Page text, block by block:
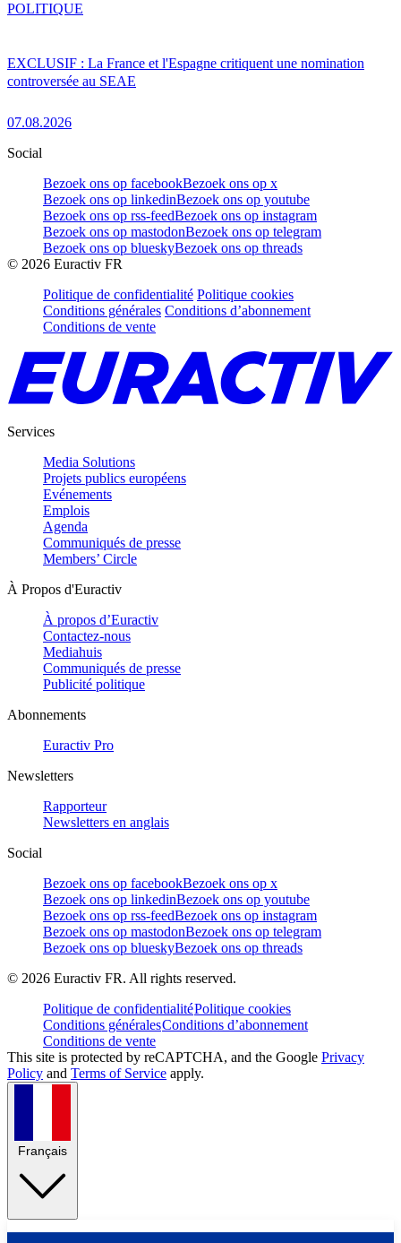
EXCLUSIF : La France et l'Espagne critiquent une nomination
controversée au SEAE
07.08.2026
POLITIQUE
Social
Bezoek ons op facebookBezoek ons op x
Bezoek ons op linkedinBezoek ons op youtube
Bezoek ons op rss-feedBezoek ons op instagram
Bezoek ons op mastodonBezoek ons op telegram
Bezoek ons op blueskyBezoek ons op threads
© 2026 Euractiv FR
Politique de confidentialité Politique cookies
Conditions générales Conditions d’abonnement
Conditions de vente
Services
Media Solutions
Projets publics européens
Evénements
Emplois
Agenda
Communiqués de presse
Members’ Circle
À Propos d'Euractiv
À propos d’Euractiv
Contactez-nous
Mediahuis
Communiqués de presse
Publicité politique
Abonnements
Euractiv Pro
Newsletters
Rapporteur
Newsletters en anglais
Social
Bezoek ons op facebookBezoek ons op x
Bezoek ons op linkedinBezoek ons op youtube
Bezoek ons op rss-feedBezoek ons op instagram
Bezoek ons op mastodonBezoek ons op telegram
Bezoek ons op blueskyBezoek ons op threads
© 2026 Euractiv FR. All rights reserved.
Politique de confidentialitéPolitique cookies
Conditions généralesConditions d’abonnement
Conditions de vente
This site is protected by reCAPTCHA, and the Google Privacy
Policy and Terms of Service apply.
Français